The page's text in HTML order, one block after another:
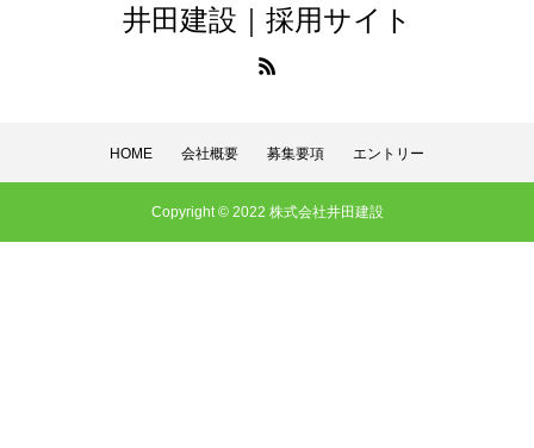
井田建設｜採用サイト
HOME 会社概要 募集要項 エントリー
Copyright © 2022 株式会社井田建設